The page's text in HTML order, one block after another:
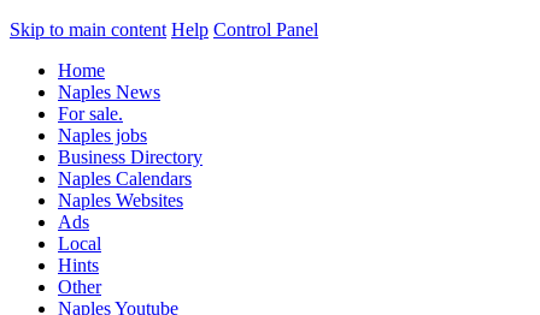
Skip to main content Help Control Panel
Home
Naples News
For sale.
Naples jobs
Business Directory
Naples Calendars
Naples Websites
Ads
Local
Hints
Other
Naples Youtube